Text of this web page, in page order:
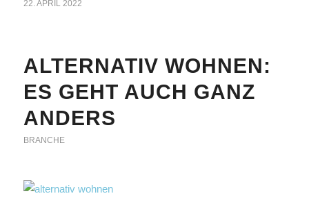
22. APRIL 2022
ALTERNATIV WOHNEN:
ES GEHT AUCH GANZ
ANDERS
BRANCHE